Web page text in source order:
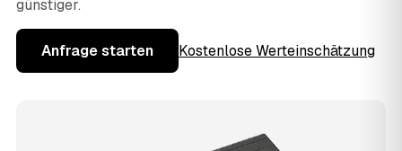
günstiger.
Anfrage starten Kostenlose Werteinschätzung